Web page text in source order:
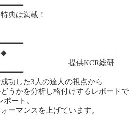
典は満載！
総研
功した3人の達人の視点から
うかを分析し格付けするレポートで
ート。
ーマンスを上げています。